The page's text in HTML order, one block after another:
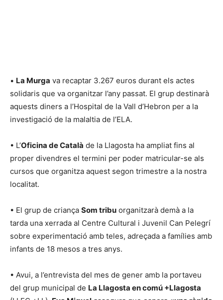
• La Murga va recaptar 3.267 euros durant els actes
solidaris que va organitzar l’any passat. El grup destinarà
aquests diners a l’Hospital de la Vall d’Hebron per a la
investigació de la malaltia de l’ELA.
• L’Oficina de Català de la Llagosta ha ampliat fins al
proper divendres el termini per poder matricular-se als
cursos que organitza aquest segon trimestre a la nostra
localitat.
• El grup de criança Som tribu organitzarà demà a la
tarda una xerrada al Centre Cultural i Juvenil Can Pelegrí
sobre experimentació amb teles, adreçada a famílies amb
infants de 18 mesos a tres anys.
• Avui, a l’entrevista del mes de gener amb la portaveu
del grup municipal de La Llagosta en comú +Llagosta